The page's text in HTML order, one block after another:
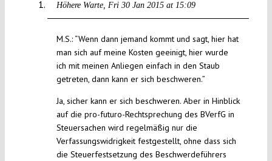
Höhere Warte Fri 30 Jan 2015 at 15:09
M.S.: “Wenn dann jemand kommt und sagt, hier hat
man sich auf meine Kosten geeinigt, hier wurde
ich mit meinen Anliegen einfach in den Staub
getreten, dann kann er sich beschweren.”
Ja, sicher kann er sich beschweren. Aber in Hinblick
auf die pro-futuro-Rechtsprechung des BVerfG in
Steuersachen wird regelmäßig nur die
Verfassungswidrigkeit festgestellt, ohne dass sich
die Steuerfestsetzung des Beschwerdeführers